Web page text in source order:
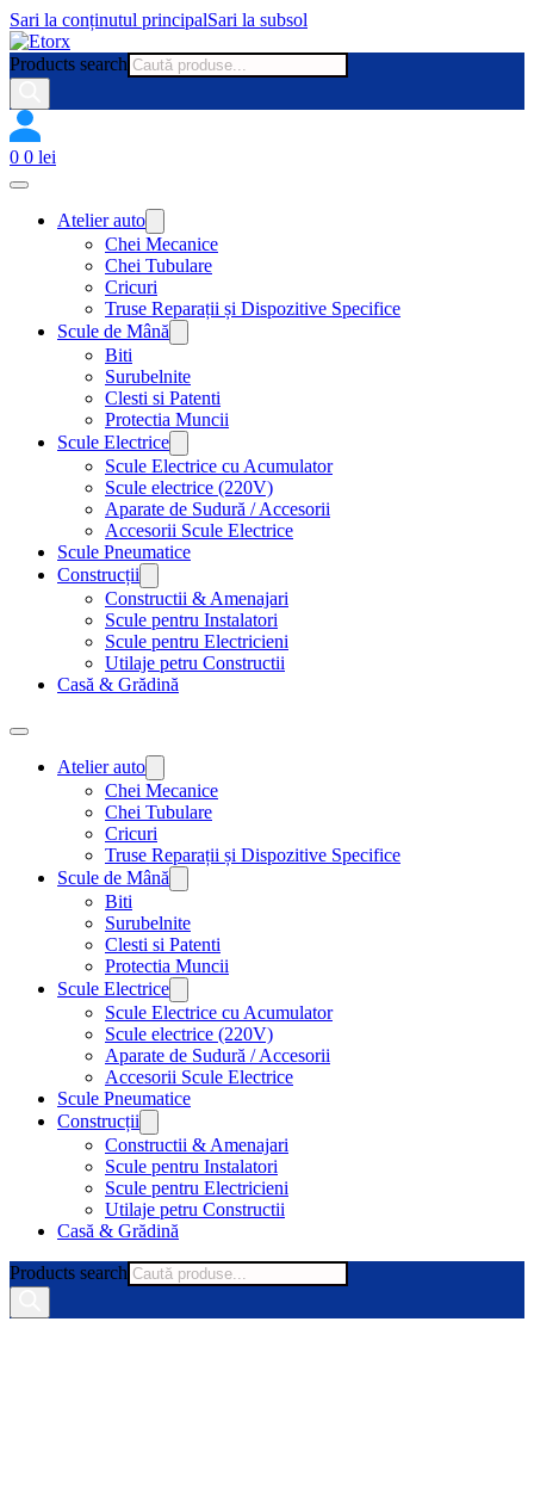
Sari la conținutul principalSari la subsol
Products search
0 0 lei
Atelier auto
Chei Mecanice
Chei Tubulare
Cricuri
Truse Reparații și Dispozitive Specifice
Scule de Mână
Biti
Surubelnite
Clesti si Patenti
Protectia Muncii
Scule Electrice
Scule Electrice cu Acumulator
Scule electrice (220V)
Aparate de Sudură / Accesorii
Accesorii Scule Electrice
Scule Pneumatice
Construcții
Constructii & Amenajari
Scule pentru Instalatori
Scule pentru Electricieni
Utilaje petru Constructii
Casă & Grădină
Atelier auto
Chei Mecanice
Chei Tubulare
Cricuri
Truse Reparații și Dispozitive Specifice
Scule de Mână
Biti
Surubelnite
Clesti si Patenti
Protectia Muncii
Scule Electrice
Scule Electrice cu Acumulator
Scule electrice (220V)
Aparate de Sudură / Accesorii
Accesorii Scule Electrice
Scule Pneumatice
Construcții
Constructii & Amenajari
Scule pentru Instalatori
Scule pentru Electricieni
Utilaje petru Constructii
Casă & Grădină
Products search